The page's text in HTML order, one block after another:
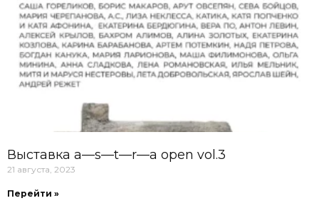
Выставка a—s—t—r—a open vol.3
21 августа, 2023
Перейти »